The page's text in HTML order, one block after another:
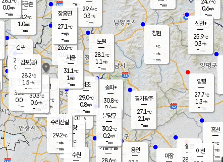
24.7℃
0.6m/s
-mm
-mm
과천
26.9℃
0.1m/s
- mm
용인
경기광주
27.1℃
2.1 m/s
-mm
파주금촌
28.2℃
1.0m/s
-mm
-mm
신천*
25.9℃
0.3m/s
-mm
창현
-℃
-m/s
-mm
0.0m/s
-mm
흥천
-℃
-m/s
-mm
마장
의왕
- ℃
m/s
mm
김포
29.0℃
0.2 m/s
mm
설봉
28.8
광명
31.4 ℃
0.5 m/s
-mm
부천
30.6℃
0.0m/s
-mm
구로
30.3℃
0.6m/s
-mm
은평
26.6℃
0.0 m/s
- mm
노원
28.1℃
1.1 m/s
-mm
송파*
30.8℃
0.4m/s
-mm
서초
29.0℃
0.8m/s
-mm
29.4℃
0.3m/s
-mm
기흥구갈
28.6℃
수리산길
29.2℃
-m/s
-mm
분당구
30.2℃
0.2m/s
-mm
장흥면
27.1℃
-m/s
-mm
김포(공)
28.2℃
1.5m/s
-mm
이천
양평
27.7℃
1.3m/s
-mm
수원
서울
31.1℃
1 m/s
-mm